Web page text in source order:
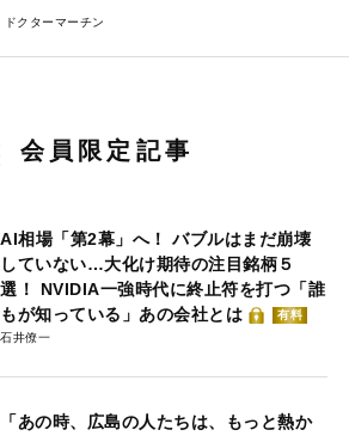
ドクターマーチン
会員限定記事
AI相場「第2幕」へ！ バブルはまだ崩壊
していない…大化け期待の注目銘柄５
選！ NVIDIA一強時代に終止符を打つ「誰
もが知っている」あの会社とは
有料
石井僚一
「あの時、広島の人たちは、もっと熱か